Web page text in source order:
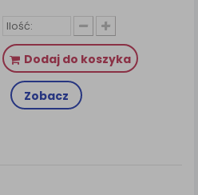
Dodaj do koszyka
Zobacz